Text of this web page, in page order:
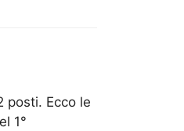
posti. Ecco le
1°